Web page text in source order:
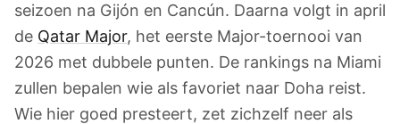
seizoen na Gijón en Cancún. Daarna volgt in april
de Qatar Major, het eerste Major-toernooi van
2026 met dubbele punten. De rankings na Miami
zullen bepalen wie als favoriet naar Doha reist.
Wie hier goed presteert, zet zichzelf neer als